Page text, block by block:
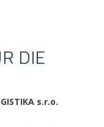
DIE
s.r.o.